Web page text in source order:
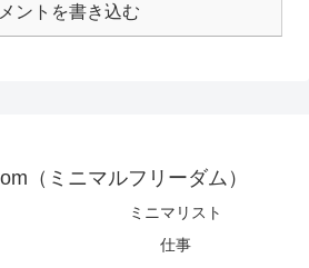
ントを書き込む
（ミニマルフリーダム）
ミニマリスト
仕事